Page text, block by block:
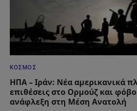
ΚΌΣΜΟΣ
ΗΠΑ – Ιράν: Νέα αμερικανικά
επιθέσεις στο Ορμούζ και
ανάφλεξη στη Μέση Ανατολή